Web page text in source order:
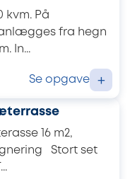
kvm. På
fra hegn
In...
Se opgave +
16 m2,
Stort set